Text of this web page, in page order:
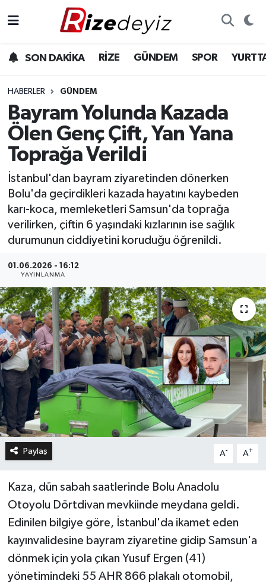
SON DAKİKA RİZE GÜNDEM SPOR
HABERLER GÜNDEM
Bayram Yolunda Kazada
Ölen Genç Çift, Yan Yana
Toprağa Verildi
İstanbul'dan bayram ziyaretinden dönerken
Bolu'da geçirdikleri kazada hayatını kaybeden
karı-koca, memleketleri Samsun'da toprağa
verilirken, çiftin 6 yaşındaki kızlarının ise sağlık
durumunun ciddiyetini koruduğu öğrenildi.
01.06.2026 - 16:12
YAYINLANMA
Paylaş A- A+
Kaza, dün sabah saatlerinde Bolu Anadolu
Otoyolu Dörtdivan mevkiinde meydana geldi.
Edinilen bilgiye göre, İstanbul'da ikamet eden
kayınvalidesine bayram ziyaretine gidip Samsun'a
dönmek için yola çıkan Yusuf Ergen (41)
yönetimindeki 55 AHR 866 plakalı otomobil,
Gündem
Yurttan Haberler
Ekonomi
Teknoloji
Sağlık
Rize Hava Durumu
Rize Trafik Yoğunluk Haritası
Süper Lig Puan Durumu ve Fikstür
Tüm Manşetler
Son Dakika Haberleri
Haber Arşivi